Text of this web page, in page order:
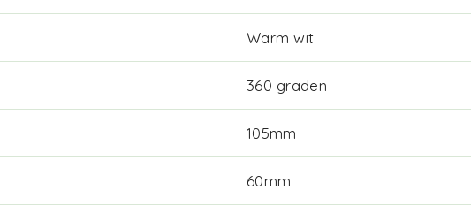
Warm wit
360 graden
105mm
60mm